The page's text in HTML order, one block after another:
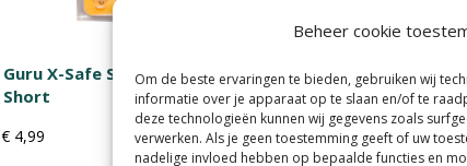
Beheer cookie
Om de beste ervaringen te bieden, gebruiken wij
informatie over je apparaat op te slaan en/of te
deze technologieën kunnen wij gegevens zoals
verwerken. Als je geen toestemming geeft of uw
nadelige invloed hebben op bepaalde functies en
Guru X-Safe Spare Elastics
Short
€ 4,99
Guru MWG
12
€2,49